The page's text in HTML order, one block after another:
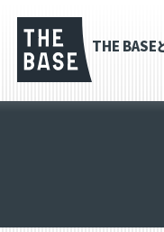
THE BASE